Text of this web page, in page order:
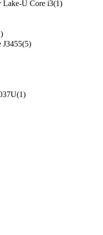
Lake-U Core i3(1)
J3455(5)
(1)